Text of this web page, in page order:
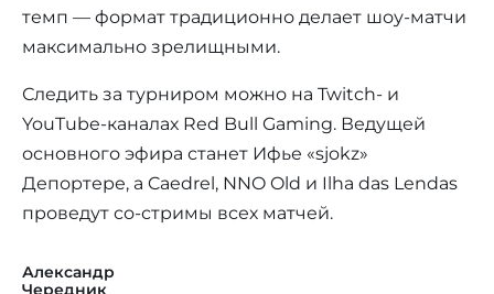
темп — формат традиционно делает шоу-матчи
максимально зрелищными.
Следить за турниром можно на Twitch- и
YouTube-каналах Red Bull Gaming. Ведущей
основного эфира станет Ифье «sjokz»
Депортере, а Caedrel, NNO Old и Ilha das Lendas
проведут со-стримы всех матчей.
Александр
Чередник